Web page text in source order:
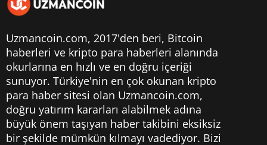
Uzmancoin.com, 2017'den beri, Bitcoin
haberleri ve kripto para haberleri alanında
okurlarına en hızlı ve en doğru içeriği
sunuyor. Türkiye'nin en çok okunan kripto
para haber sitesi olan Uzmancoin.com,
doğru yatırım kararları alabilmek adına
büyük önem taşıyan haber takibini eksiksiz
bir şekilde mümkün kılmayı vadediyor. Bizi